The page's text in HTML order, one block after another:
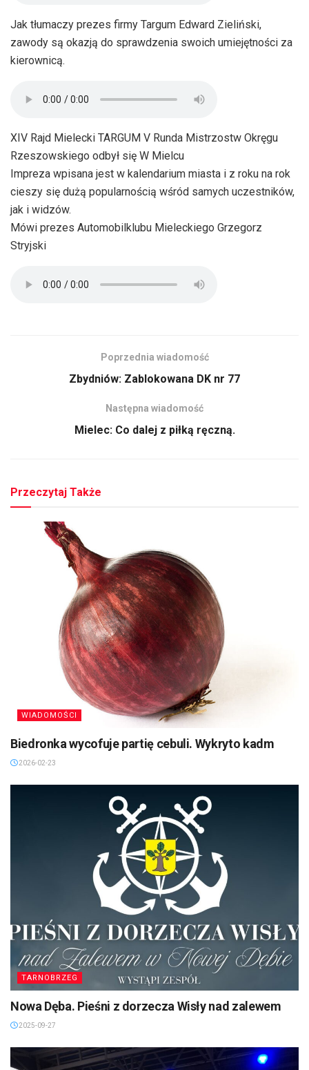
Jak tłumaczy prezes firmy Targum Edward Zieliński,
zawody są okazją do sprawdzenia swoich umiejętności za
kierownicą.
XIV Rajd Mielecki TARGUM V Runda Mistrzostw Okręgu
Rzeszowskiego odbył się W Mielcu
Impreza wpisana jest w kalendarium miasta i z roku na rok
cieszy się dużą popularnością wśród samych uczestników,
jak i widzów.
Mówi prezes Automobilklubu Mieleckiego Grzegorz
Stryjski
Poprzednia wiadomość
Zbydniów: Zablokowana DK nr 77
Następna wiadomość
Mielec: Co dalej z piłką ręczną.
Przeczytaj Także
WIADOMOŚCI
Biedronka wycofuje partię cebuli. Wykryto kadm
2026-02-23
TARNOBRZEG
Nowa Dęba. Pieśni z dorzecza Wisły nad zalewem
2025-09-27